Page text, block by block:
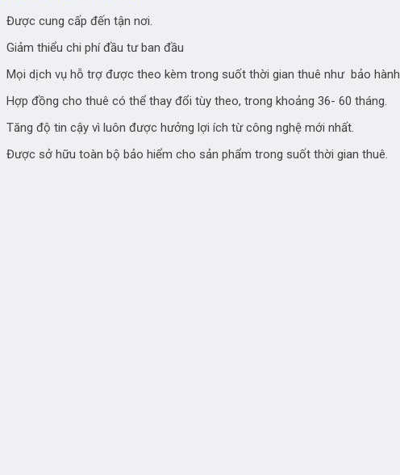
Được cung cấp đến tận nơi.
Giảm thiểu chi phí đầu tư ban đầu
Mọi dịch vụ hỗ trợ được theo kèm trong suốt thời gian thuê như bảo hành
Hợp đồng cho thuê có thể thay đổi tùy theo, trong khoảng 36- 60 tháng.
Tăng độ tin cậy vì luôn được hưởng lợi ích từ công nghệ mới nhất.
Được sở hữu toàn bộ bảo hiểm cho sản phẩm trong suốt thời gian thuê.